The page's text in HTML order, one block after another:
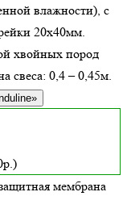
влажности), с
20х40мм.
хвойных пород
свеса: 0,4 – 0,45м.
мембрана